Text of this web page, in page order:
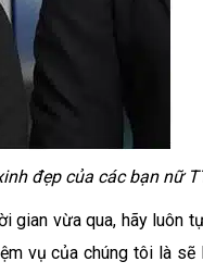
đẹp của các bạn nữ
gian vừa qua, hãy luôn
vụ của chúng tôi là